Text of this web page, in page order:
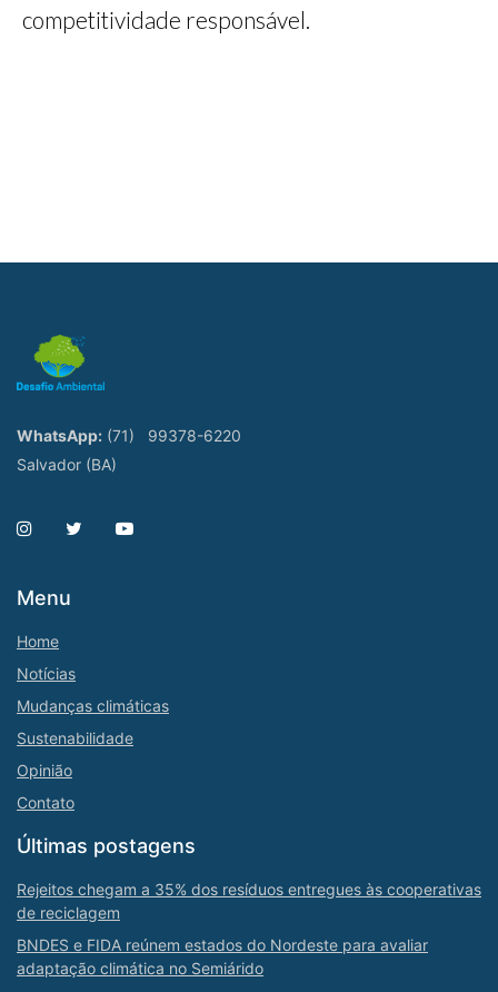
competitividade responsável.
WhatsApp: (71)
99378-6220
Salvador (BA)
Menu
Home
Notícias
Mudanças climáticas
Sustenabilidade
Opinião
Contato
Últimas postagens
Rejeitos chegam a 35% dos resíduos entregues às cooperativas
de reciclagem
BNDES e FIDA reúnem estados do Nordeste para avaliar
adaptação climática no Semiárido